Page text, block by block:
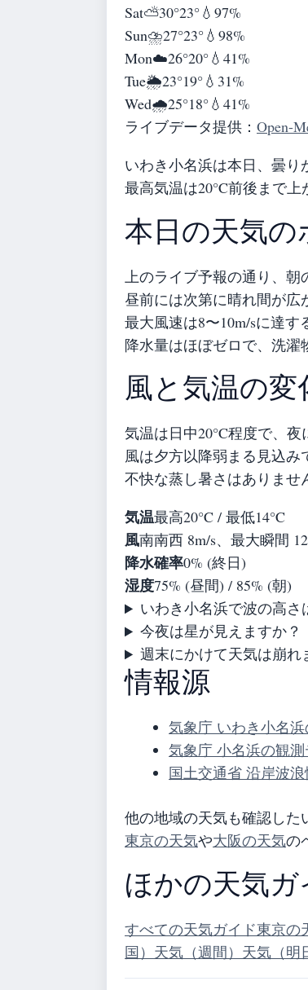
Sat⛅30°23°💧97%
Sun⛈️27°23°💧98%
Mon☁️26°20°💧41%
Tue🌦️23°19°💧31%
Wed🌧️25°18°💧41%
ライブデータ提供： Open-
いわき小名浜は本日、曇り
最高気温は20°C前後まで上
本日の天気の
上のライブ予報の通り、
昼前には次第に晴れ間が広
最大風速は8〜10m/sに達す
降水量はほぼゼロで、洗濯
風と気温の変
気温は日中20°C程度で、夜
風は夕方以降弱まる見込み
不快な蒸し暑さはありませ
気温最高20°C / 最低14°C
風南南西 8m/s、最大瞬間
降水確率0% (終日)
湿度75% (昼間) / 85% (朝)
いわき小名浜で波の高さ
今夜は星が見えますか？
週末にかけて天気は崩れ
情報源
気象庁 いわき小名浜
気象庁 小名浜の観測
国土交通省 沿岸波浪
他の地域の天気も確認した
東京の天気や大阪の天気の
ほかの天気ガ
すべての天気ガイド東京の
国） 天気（週間） 天気（明